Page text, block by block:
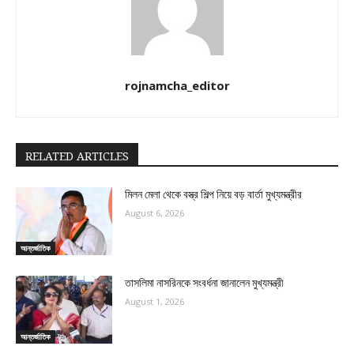
rojnamcha_editor
RELATED ARTICLES
আন্তর্জাতিক
মিলন মেলা থেকে বস্ত্র শিল্প নিয়ে বড় বার্তা মুখ্যমন্ত্রীর
August 6, 2026
আন্তর্জাতিক
তাসলিমা নাসরিনকে সংবর্ধনা জানালেন মুখ্যমন্ত্রী
August 1, 2026